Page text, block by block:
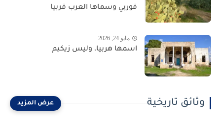
فوربي وسماها العرب فربيا
مايو 24, 2026
اسمها هربيا، وليس زيكيم
وثائق تاريخية